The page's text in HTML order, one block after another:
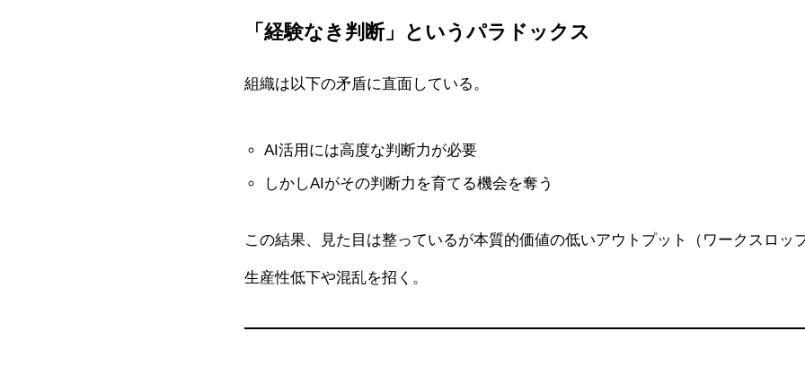
「経験なき判断」というパラドックス
組織は以下の矛盾に直面している。
AI活用には高度な判断力が必要
しかしAIがその判断力を育てる機会を奪う
この結果、見た目は整っているが本質的価値の低いアウトプット（ワークスロッ
生産性低下や混乱を招く。